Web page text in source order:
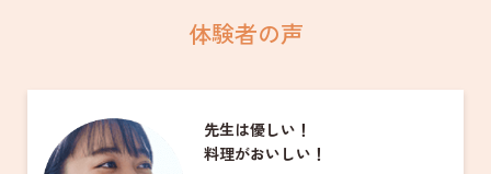
体験者の声
先生は優しい！
料理がおいしい！